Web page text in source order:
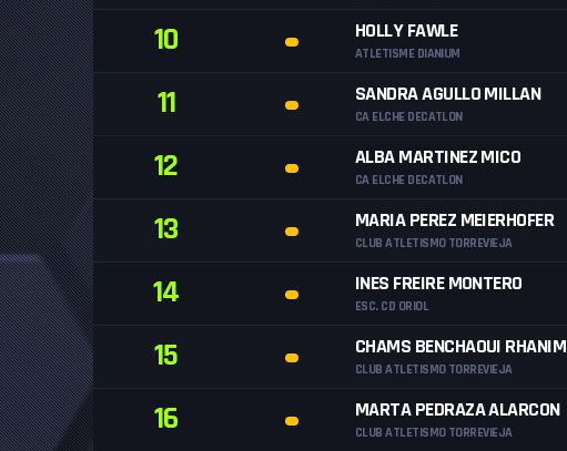
10 HOLLY FAWLE
ATLETISME DIANIUM
11 SANDRA AGULLO MILLAN
CA ELCHE DECATLON
12 ALBA MARTINEZ MICO
CA ELCHE DECATLON
13 MARIA PEREZ MEIERHOFER
CLUB ATLETISMO TORREVIEJA
14 INES FREIRE MONTERO
ESC. CD ORIOL
15 CHAMS BENCHAOUI RHANIM
CLUB ATLETISMO TORREVIEJA
16 MARTA PEDRAZA ALARCON
CLUB ATLETISMO TORREVIEJA